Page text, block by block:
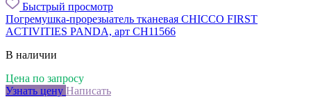
Быстрый просмотр
Погремушка-прорезыатель тканевая CHICCO FIRST
ACTIVITIES PANDA, арт CH11566
В наличии
Цена по запросу
Узнать цену Написать